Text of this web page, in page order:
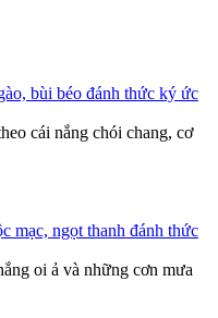
bùi béo đánh thức ký ức
cái nắng chói chang, cơ
mạc, ngọt thanh đánh thức
oi ả và những cơn mưa